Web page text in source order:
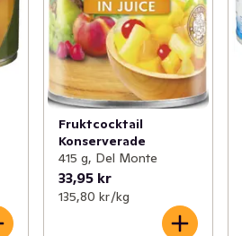
Fruktcocktail
Konserverade
415 g, Del Monte
33,95 kr
135,80 kr /kg